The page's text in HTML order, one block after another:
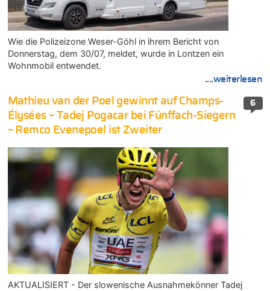
Wie die Polizeizone Weser-Göhl in ihrem Bericht von
Donnerstag, dem 30/07, meldet, wurde in Lontzen ein
Wohnmobil entwendet.
....weiterlesen
6
Mathieu van der Poel gewinnt auf Champs-
Élysées – Tadej Pogacar bei Fünffach-Siegern
– Remco Evenepoel ist Zweiter
AKTUALISIERT - Der slowenische Ausnahmekönner Tadej